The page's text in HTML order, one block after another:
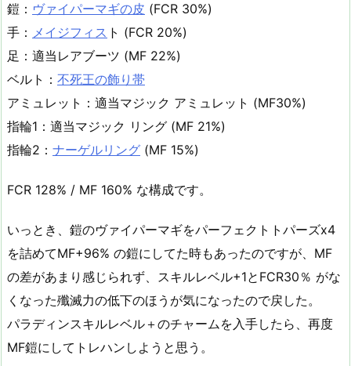
鎧： ヴァイパーマギの皮 (FCR 30%)
手： メイジフィス ト (FCR 20%)
足：適当レアブーツ (MF 22%)
ベルト： 不死王の飾り帯
アミュレット：適当マジック アミュレット (MF30%)
指輪1：適当マジック リング (MF 21%)
指輪2： ナーゲルリング (MF 15%)
FCR 128% / MF 160% な構成です。
いっとき、鎧のヴァイパーマギをパーフェクトトパーズx4
を詰めてMF+96% の鎧にしてた時もあったのですが、MF
の差があまり感じられず、スキルレベル+1とFCR30％ がな
くなった殲滅力の低下のほうが気になったので戻した。
パラディンスキルレベル＋のチャームを入手したら、再度
MF鎧にしてトレハンしようと思う。